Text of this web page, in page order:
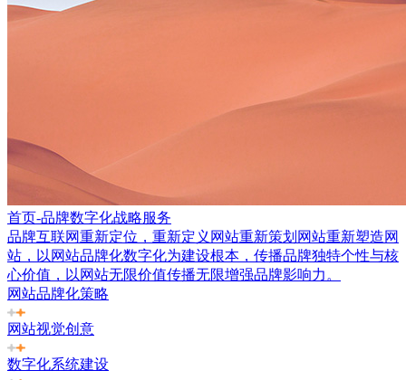
首页-品牌数字化战略服务
品牌互联网重新定位，重新定义网站重新策划网站重新塑造网
站，以网站品牌化数字化为建设根本，传播品牌独特个性与核
心价值，以网站无限价值传播无限增强品牌影响力。
网站品牌化策略
网站视觉创意
数字化系统建设